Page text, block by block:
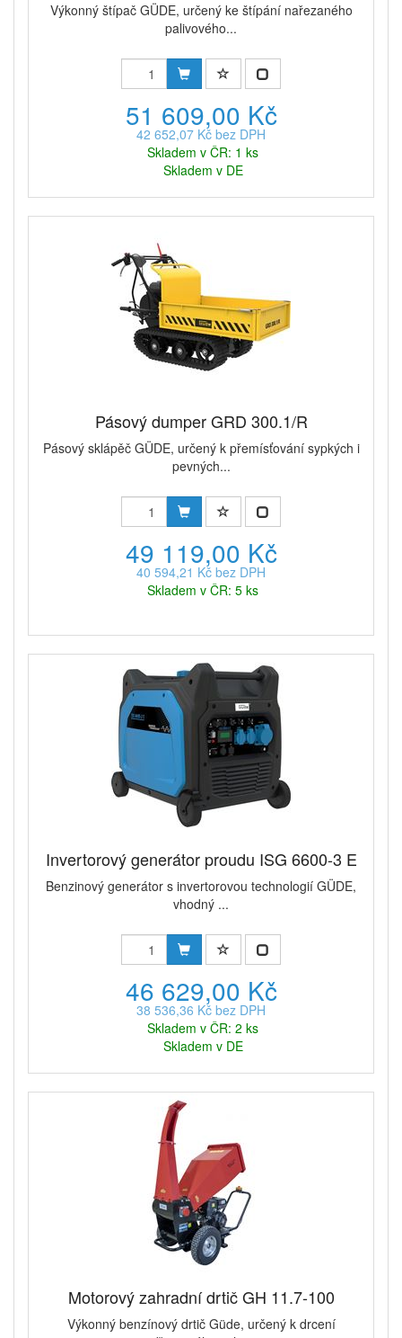
Výkonný štípač GÜDE, určený ke štípání nařezaného
palivového...
51 609,00 Kč
42 652,07 Kč bez DPH
Skladem v ČR: 1 ks
Skladem v DE
Pásový dumper GRD 300.1/R
Pásový sklápěč GÜDE, určený k přemísťování sypkých i
pevných...
49 119,00 Kč
40 594,21 Kč bez DPH
Skladem v ČR: 5 ks
Invertorový generátor proudu ISG 6600-3 E
Benzinový generátor s invertorovou technologií GÜDE,
vhodný ...
46 629,00 Kč
38 536,36 Kč bez DPH
Skladem v ČR: 2 ks
Skladem v DE
Motorový zahradní drtič GH 11.7-100
Výkonný benzínový drtič Güde, určený k drcení